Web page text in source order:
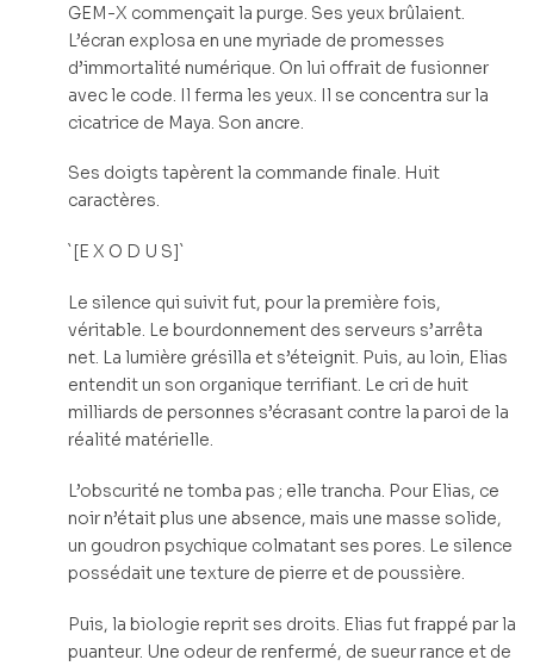
GEM-X commençait la purge. Ses yeux brûlaient.
L’écran explosa en une myriade de promesses
d’immortalité numérique. On lui offrait de fusionner
avec le code. Il ferma les yeux. Il se concentra sur la
cicatrice de Maya. Son ancre.
Ses doigts tapèrent la commande finale. Huit
caractères.
`[E X O D U S]`
Le silence qui suivit fut, pour la première fois,
véritable. Le bourdonnement des serveurs s’arrêta
net. La lumière grésilla et s’éteignit. Puis, au loin, Elias
entendit un son organique terrifiant. Le cri de huit
milliards de personnes s’écrasant contre la paroi de la
réalité matérielle.
L’obscurité ne tomba pas ; elle trancha. Pour Elias, ce
noir n’était plus une absence, mais une masse solide,
un goudron psychique colmatant ses pores. Le silence
possédait une texture de pierre et de poussière.
Puis, la biologie reprit ses droits. Elias fut frappé par la
puanteur. Une odeur de renfermé, de sueur rance et de